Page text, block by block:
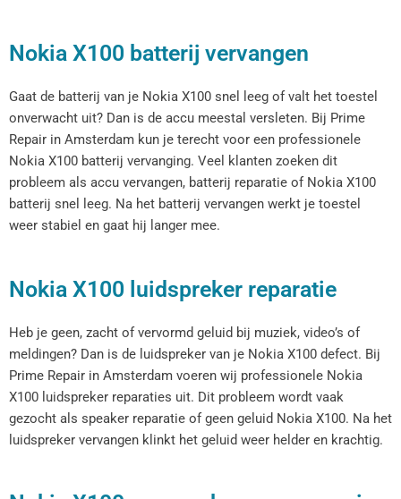
Nokia X100 batterij vervangen
Gaat de batterij van je Nokia X100 snel leeg of valt het toestel
onverwacht uit? Dan is de accu meestal versleten. Bij Prime
Repair in Amsterdam kun je terecht voor een professionele
Nokia X100 batterij vervanging. Veel klanten zoeken dit
probleem als accu vervangen, batterij reparatie of Nokia X100
batterij snel leeg. Na het batterij vervangen werkt je toestel
weer stabiel en gaat hij langer mee.
Nokia X100 luidspreker reparatie
Heb je geen, zacht of vervormd geluid bij muziek, video’s of
meldingen? Dan is de luidspreker van je Nokia X100 defect. Bij
Prime Repair in Amsterdam voeren wij professionele Nokia
X100 luidspreker reparaties uit. Dit probleem wordt vaak
gezocht als speaker reparatie of geen geluid Nokia X100. Na het
luidspreker vervangen klinkt het geluid weer helder en krachtig.